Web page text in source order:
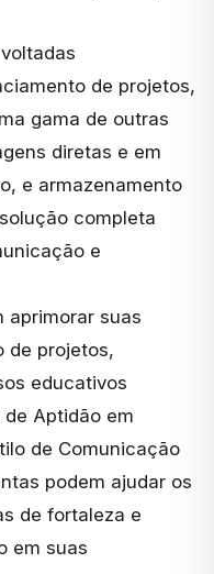
de projetos,
gama de outras
diretas e em
e armazenamento
completa
e
aprimorar suas
de projetos,
educativos
Aptidão em
de Comunicação
podem ajudar os
de fortaleza e
em suas